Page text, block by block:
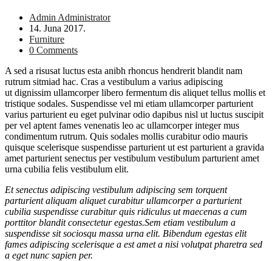
Post
author:
Admin Administrator
Post
published:
14. Juna 2017.
Post
category:
Furniture
Post
0 Comments
A sed a risusat luctus esta anibh rhoncus hendrerit blandit nam
rutrum sitmiad hac. Cras a vestibulum a varius adipiscing
ut dignissim ullamcorper libero fermentum dis aliquet tellus mollis et
tristique sodales. Suspendisse vel mi etiam ullamcorper parturient
varius parturient eu eget pulvinar odio dapibus nisl ut luctus suscipit
per vel aptent fames venenatis leo ac ullamcorper integer mus
condimentum rutrum. Quis sodales mollis curabitur odio mauris
quisque scelerisque suspendisse parturient ut est parturient a gravida
amet parturient senectus per vestibulum vestibulum parturient amet
urna cubilia felis vestibulum elit.
Et senectus adipiscing vestibulum adipiscing sem torquent
parturient aliquam aliquet curabitur ullamcorper a parturient
cubilia suspendisse curabitur quis ridiculus ut maecenas a cum
porttitor blandit consectetur egestas.Sem etiam vestibulum a
suspendisse sit sociosqu massa urna elit. Bibendum egestas elit
fames adipiscing scelerisque a est amet a nisi volutpat pharetra sed
a eget nunc sapien per.